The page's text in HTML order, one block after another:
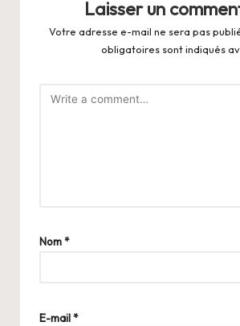
Laisser un
Votre adresse e-mail ne sera pas
obligatoires sont indiqués
Nom*
E-mail*